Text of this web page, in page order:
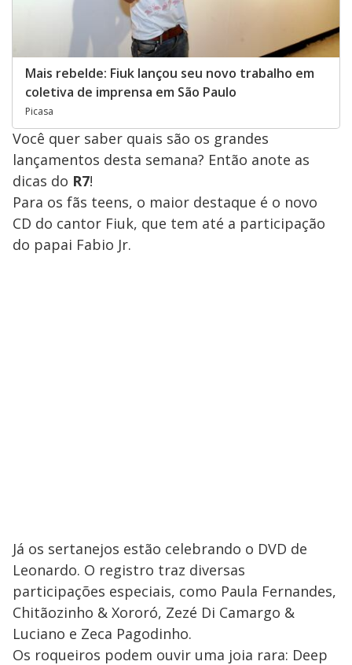
Mais rebelde: Fiuk lançou seu novo trabalho em
coletiva de imprensa em São Paulo
Picasa
Você quer saber quais são os grandes
lançamentos desta semana? Então anote as
dicas do R7!
Para os fãs teens, o maior destaque é o novo
CD do cantor Fiuk, que tem até a participação
do papai Fabio Jr.
Já os sertanejos estão celebrando o DVD de
Leonardo. O registro traz diversas
participações especiais, como Paula Fernandes,
Chitãozinho & Xororó, Zezé Di Camargo &
Luciano e Zeca Pagodinho.
Os roqueiros podem ouvir uma joia rara: Deep